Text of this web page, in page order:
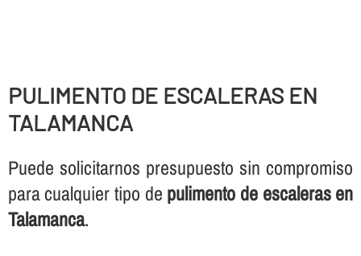
PULIMENTO DE ESCALERAS EN
TALAMANCA
Puede solicitarnos presupuesto sin compromiso
para cualquier tipo de pulimento de escaleras en
Talamanca.